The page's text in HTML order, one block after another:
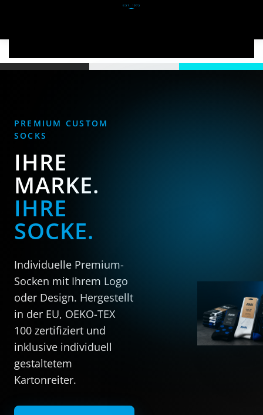
PREMIUM CUSTOM
SOCKS
IHRE
MARKE.
IHRE
SOCKE.
Individuelle Premium-
Socken mit Ihrem Logo
oder Design. Hergestellt
in der EU, OEKO-TEX
100 zertifiziert und
inklusive individuell
gestaltetem
Kartonreiter.